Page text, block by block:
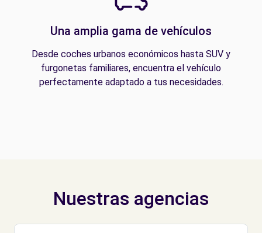
Una amplia gama de vehículos
Desde coches urbanos económicos hasta SUV y
furgonetas familiares, encuentra el vehículo
perfectamente adaptado a tus necesidades.
Nuestras agencias